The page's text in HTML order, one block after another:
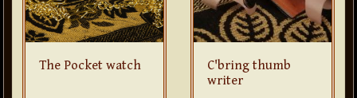
The Pocket watch
C'bring thumb
writer